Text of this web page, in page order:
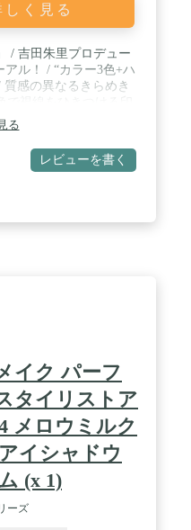
く見る
/ 吉田朱里プロデュー
ル！ / “カラー3色+ハ
感の異なるきらめき
る
レビューを書く
イク パーフ
タイリストア
メロウミルク
イシャドウ
(x 1)
ーズ